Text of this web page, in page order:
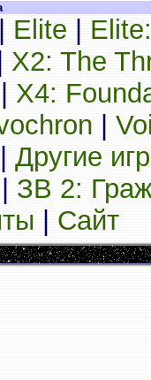
Elite
X2: The
X4:
Другие
ЗВ 2:
Сайт